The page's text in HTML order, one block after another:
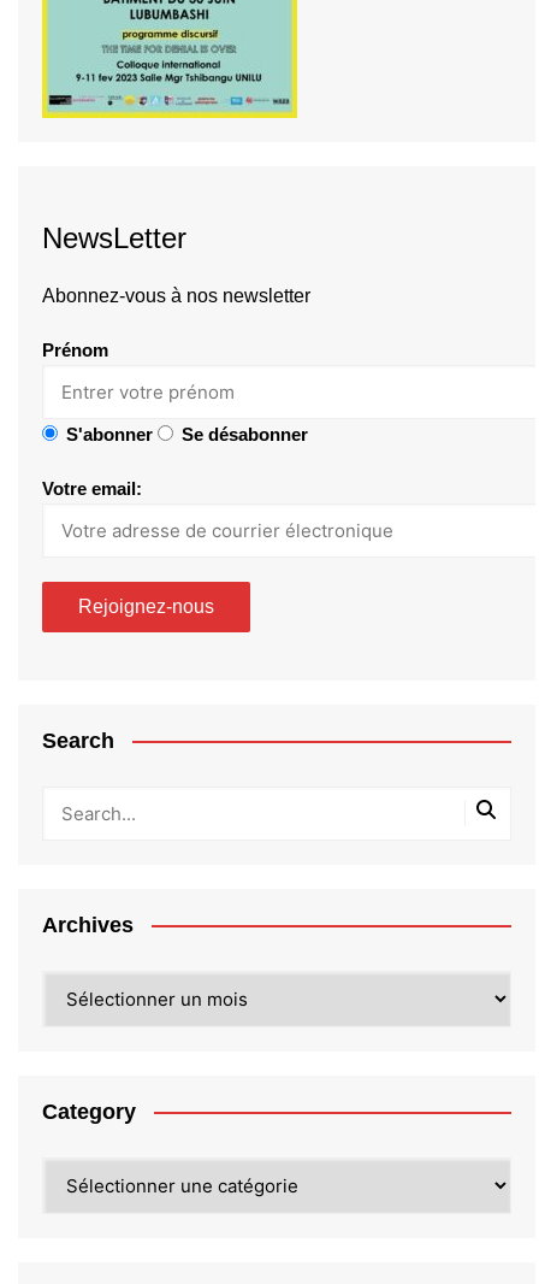
NewsLetter
Abonnez-vous à nos newsletter
Prénom
S'abonner Se désabonner
Votre email:
Search
Archives
Category